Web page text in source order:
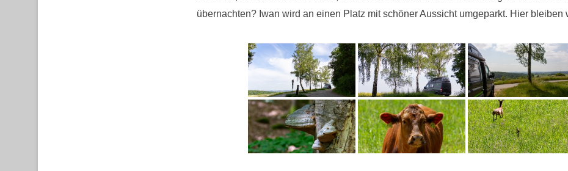
übernachten? Iwan wird an einen Platz mit schöner Aussicht umgeparkt. Hier bleiben